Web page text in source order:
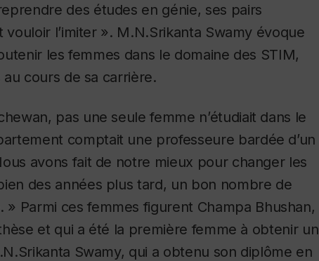
des études en génie, ses pairs
l’imiter ». M.N.Srikanta Swamy évoque
les femmes dans le domaine des STIM,
cours de sa carrière.
pas une seule femme n’étudiait dans le
comptait une professeure bardée d’un
avons fait de notre mieux pour changer les
des années plus tard, un bon nombre de
Parmi ces femmes figurent Champa Bhushan,
et qui a été la première femme à obtenir un
Swamy, qui a obtenu son diplôme en